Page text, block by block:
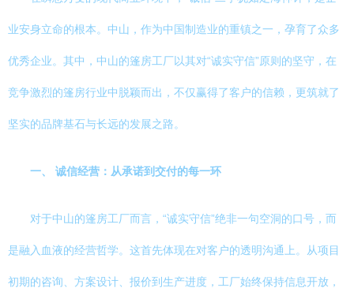
业安身立命的根本。中山，作为中国制造业的重镇之一，孕育了众多
优秀企业。其中，中山的篷房工厂以其对“诚实守信”原则的坚守，在
竞争激烈的篷房行业中脱颖而出，不仅赢得了客户的信赖，更筑就了
坚实的品牌基石与长远的发展之路。
一、 诚信经营：从承诺到交付的每一环
对于中山的篷房工厂而言，“诚实守信”绝非一句空洞的口号，而
是融入血液的经营哲学。这首先体现在对客户的透明沟通上。从项目
初期的咨询、方案设计、报价到生产进度，工厂始终保持信息开放，